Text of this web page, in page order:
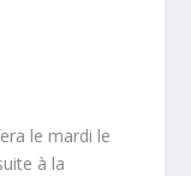
le mardi le
à la